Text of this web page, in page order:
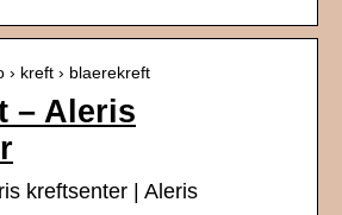
› kreft › blaerekreft
– Aleris
kreftsenter | Aleris